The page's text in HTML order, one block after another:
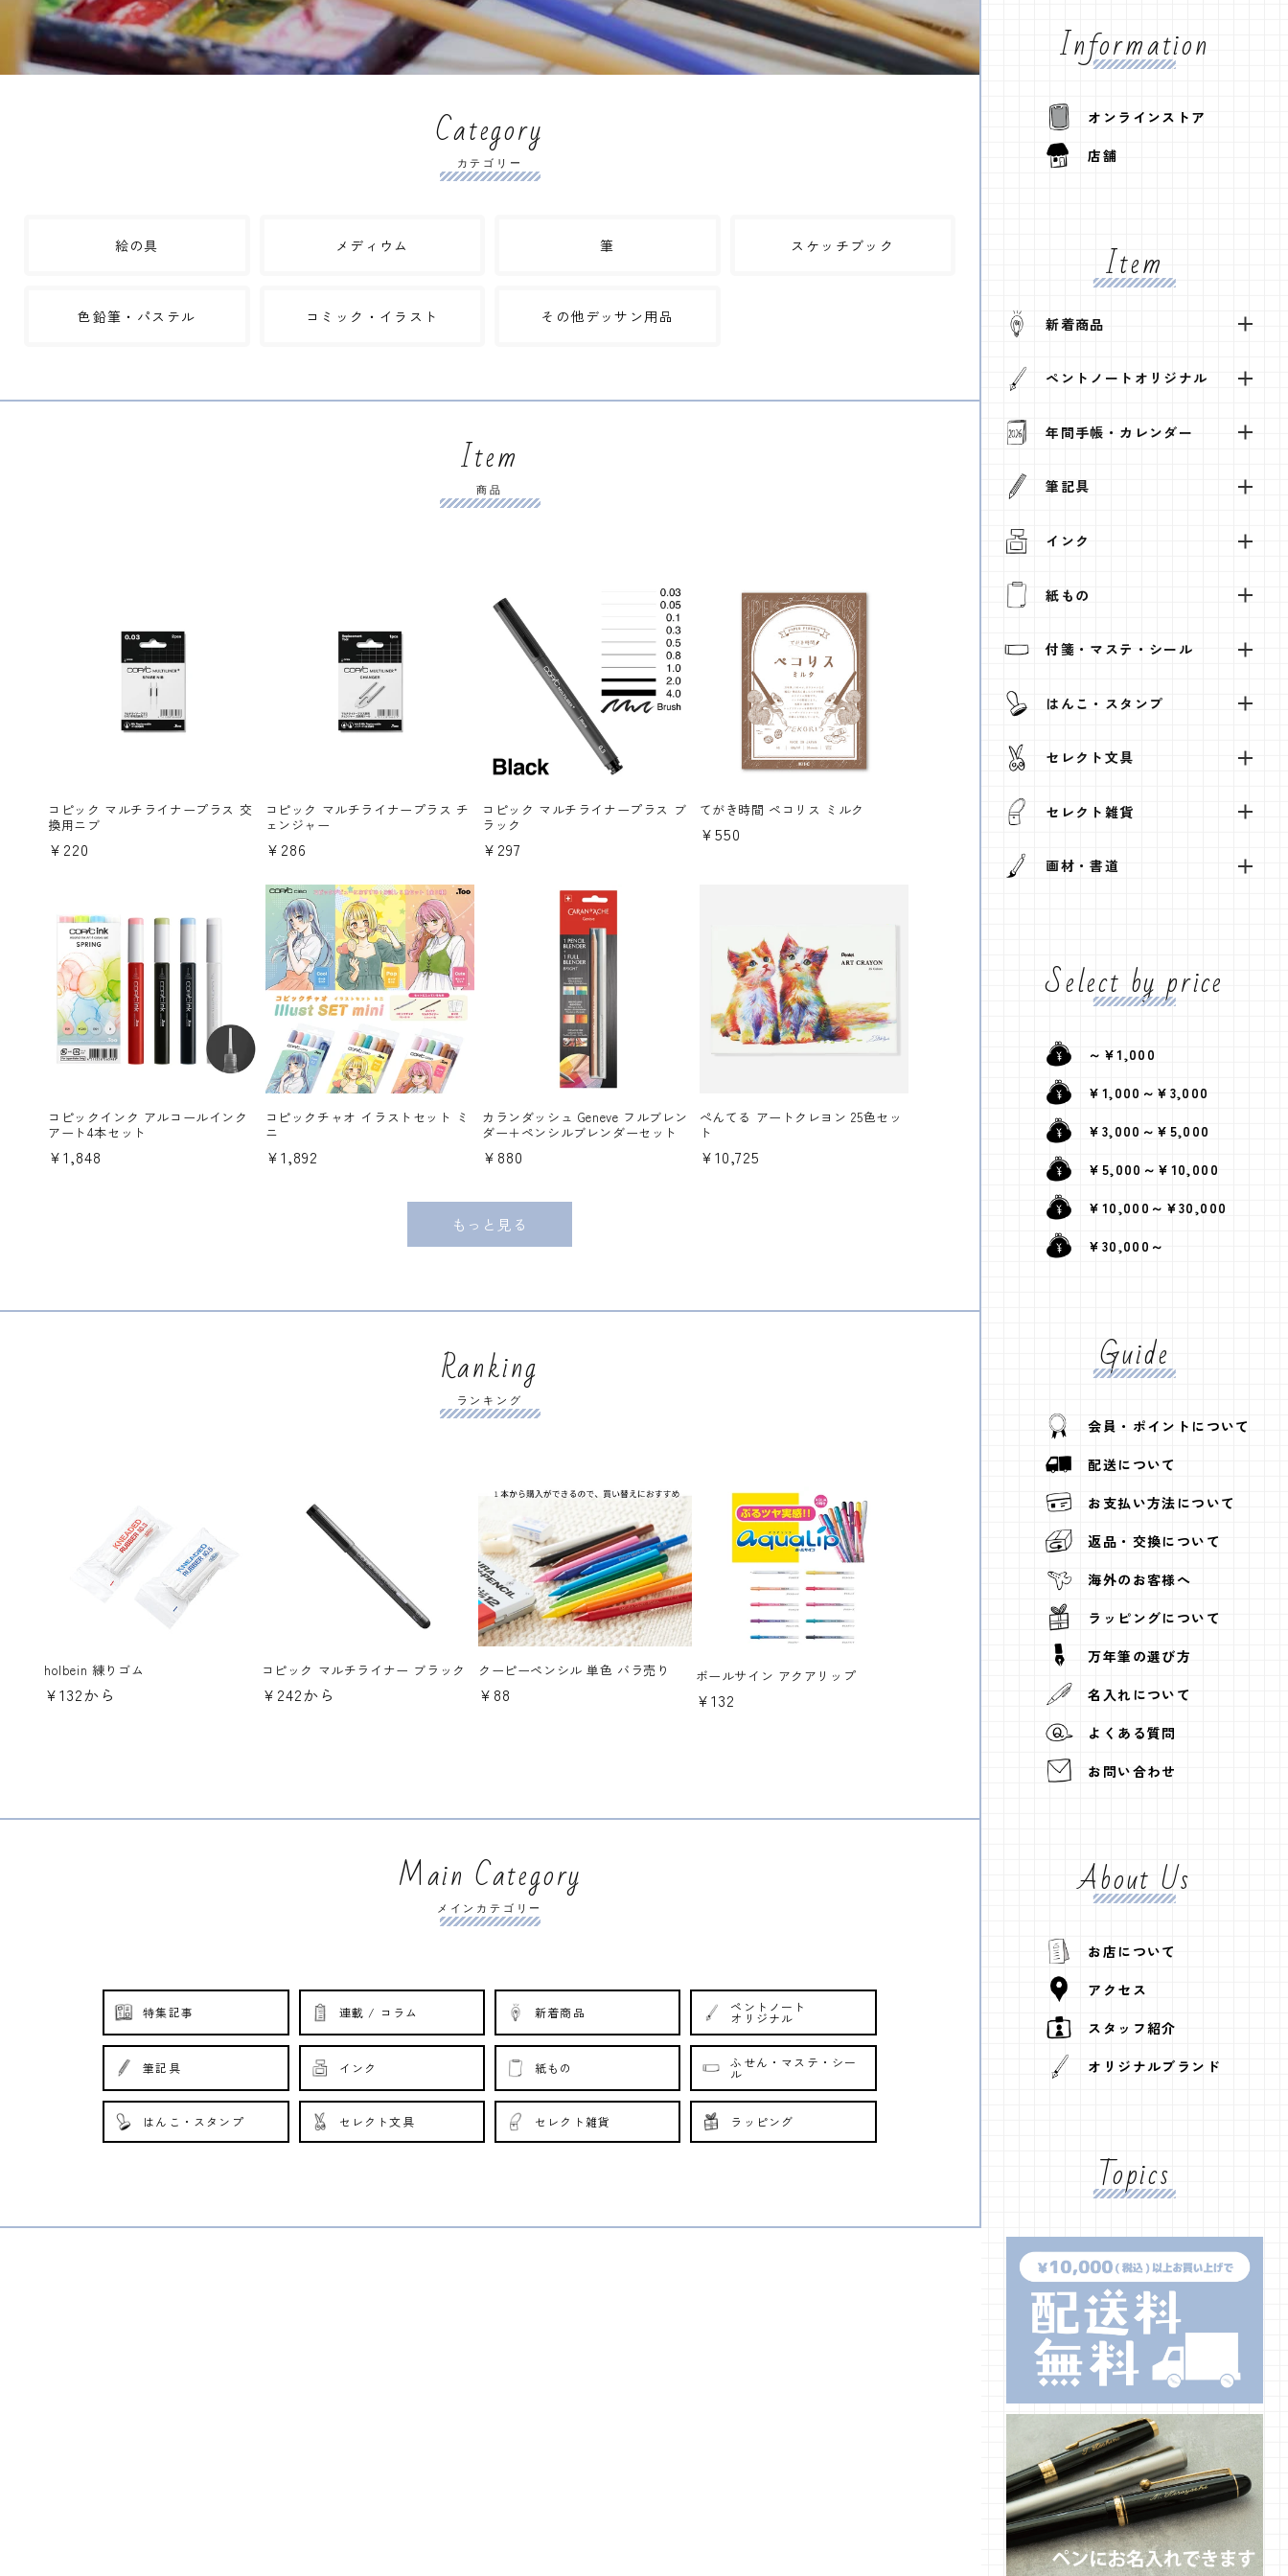
Category
カテゴリー
絵の具 メディウム 筆 スケッチブック
色鉛筆・パステル コミック・イラスト その他デッサン用品
Item
商品
コピック マルチライナープラス 交
換用ニブ
通
格
¥220
コピック マルチライナープラス チ
ェンジャー
通
価
格
¥286
コピック マルチライナープラス ブ
ラック
通
¥297
てがき時間 ペコリス ミルク
通
¥550
コピックインク アルコールインク
アート4本セット
通
¥1,848
コピックチャオ イラストセット ミ
ニ
通
¥1,892
カランダッシュ Geneve フルブレン
ダー＋ペンシルブレンダーセット
通
価
格
¥880
ぺんてる アートクレヨン 25色セッ
ト
通
¥10,725
もっと見る
Ranking
ランキング
holbein 練りゴム
通
¥132から
コピック マルチライナー ブラック
通
¥242から
クーピーペンシル 単色 バラ売り
通
¥88
ボールサイン アクアリップ
通
¥132
Main Category
メインカテゴリー
特集記事 連載 / コラム 新着商品 ペントノート
オリジナル
筆記具 インク 紙もの ふせん・マステ・シー
ル
はんこ・スタンプ セレクト文具 セレクト雑貨 ラッピング
Information
オンラインストア
店舗
Item
新着商品
ペントノートオリジナル
年間手帳・カレンダー
筆記具
インク
紙もの
付箋・マステ・シール
はんこ・スタンプ
セレクト文具
セレクト雑貨
画材・書道
Select by price
～¥1,000
¥1,000～¥3,000
¥3,000～¥5,000
¥5,000～¥10,000
¥10,000～¥30,000
¥30,000～
Guide
会員・ポイントについて
配送について
お支払い方法について
返品・交換について
海外のお客様へ
ラッピングについて
万年筆の選び方
名入れについて
よくある質問
お問い合わせ
About Us
お店について
アクセス
スタッフ紹介
オリジナルブランド
Topics